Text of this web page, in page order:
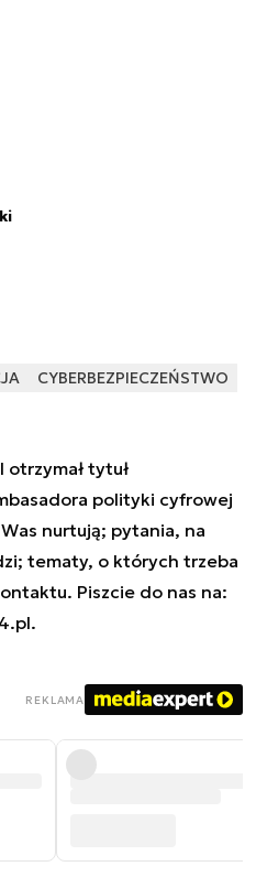
CYBERBEZPIECZEŃSTWO
tytuł
polityki cyfrowej
nurtują; pytania, na
tematy, o których trzeba
Piszcie do nas na:
.
REKLAMA